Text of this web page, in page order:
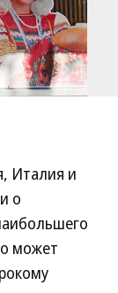
Италия и
о
может